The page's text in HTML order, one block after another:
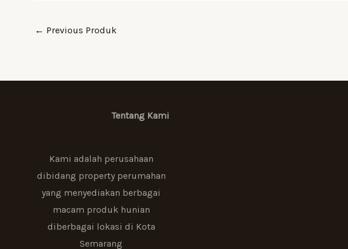
← Previous Produk
Tentang Kami
Kami adalah perusahaan
dibidang property perumahan
yang menyediakan berbagai
macam produk hunian
diberbagai lokasi di Kota
Semarang